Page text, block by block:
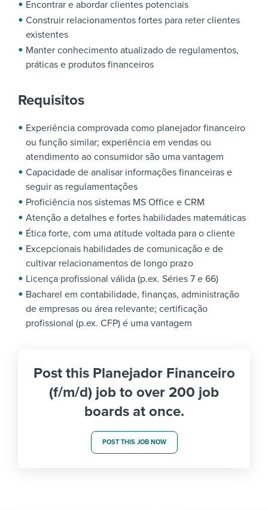
Encontrar e abordar clientes potenciais
Construir relacionamentos fortes para reter clientes
existentes
Manter conhecimento atualizado de regulamentos,
práticas e produtos financeiros
Requisitos
Experiência comprovada como planejador financeiro
ou função similar; experiência em vendas ou
atendimento ao consumidor são uma vantagem
Capacidade de analisar informações financeiras e
seguir as regulamentações
Proficiência nos sistemas MS Office e CRM
Atenção a detalhes e fortes habilidades matemáticas
Ética forte, com uma atitude voltada para o cliente
Excepcionais habilidades de comunicação e de
cultivar relacionamentos de longo prazo
Licença profissional válida (p.ex. Séries 7 e 66)
Bacharel em contabilidade, finanças, administração
de empresas ou área relevante; certificação
profissional (p.ex. CFP) é uma vantagem
Post this Planejador Financeiro
(f/m/d) job to over 200 job
boards at once.
POST THIS JOB NOW